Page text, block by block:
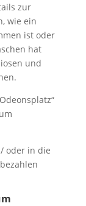
zur
wie ein
ist oder
hat
und
oder in die